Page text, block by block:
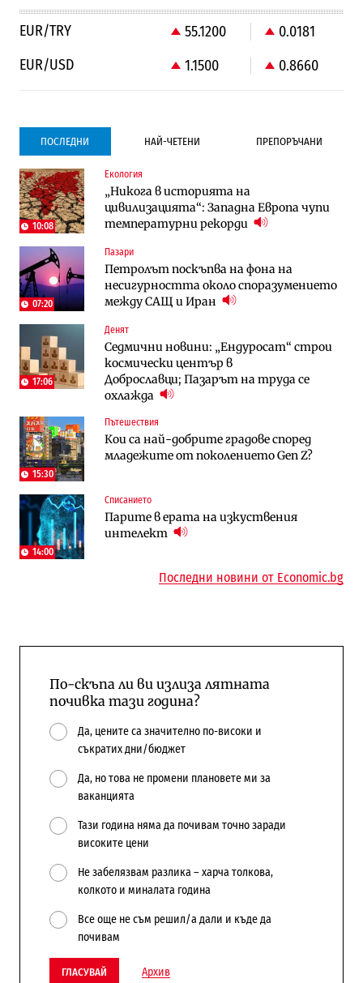
EUR/TRY 55.1200
0.0181
EUR/USD
1.1500 0.8660
ПОСЛЕДНИ НАЙ-ЧЕТЕНИ ПРЕПОРЪЧАНИ
10:08
Екология
„Никога в историята на
цивилизацията“: Западна Европа чупи
температурни рекорди
07:20
Пазари
Петролът поскъпва на фона на
несигурността около споразумението
между САЩ и Иран
17:06
Денят
Седмични новини: „Ендуросат“ строи
космически център в
Доброславци; Пазарът на труда се
охлажда
15:30
Пътешествия
Кои са най-добрите градове според
младежите от поколението Gen Z?
14:00
Списанието
Парите в ерата на изкуствения
интелект
Градоустройство
Столична община избра изпълнител за
преместването на трамвайното
трасе по бул. „Скобелев“
Компании
„Ендуросат“ ще строи огромен
космически и отбранителен център в
Доброславци
Енергетика
Държавният ТЕЦ „Марица изток 2“
работи с 5 блока
Трафикът толкова е намалял, че големи
медии обмислят да се откажат
напълно от Google
Пазарът на труда продължава да се
охлажда, а три сектора го дърпат
надолу
Градоустройство
Столична община избра изпълнител за
преместването на трамвайното
трасе по бул. „Скобелев“
Енергетика
Държавният ТЕЦ „Марица изток 2“
работи с 5 блока
Компании
„Ендуросат“ ще строи огромен
космически и отбранителен център в
Доброславци
Кабинетът иска да отпадне забраната
за износ на дизел и керосин
Интервю | Истинската иновация идва
от решаването на реални проблеми на
потребителите
Последни новини от Economic.bg
По-скъпа ли ви излиза лятната
почивка тази година?
Да, цените са значително по-високи и
съкратих дни/бюджет
Да, но това не промени плановете ми за
ваканцията
Тази година няма да почивам точно заради
високите цени
Не забелязвам разлика – харча толкова,
колкото и миналата година
Все още не съм решил/а дали и къде да
почивам
ГЛАСУВАЙ Архив